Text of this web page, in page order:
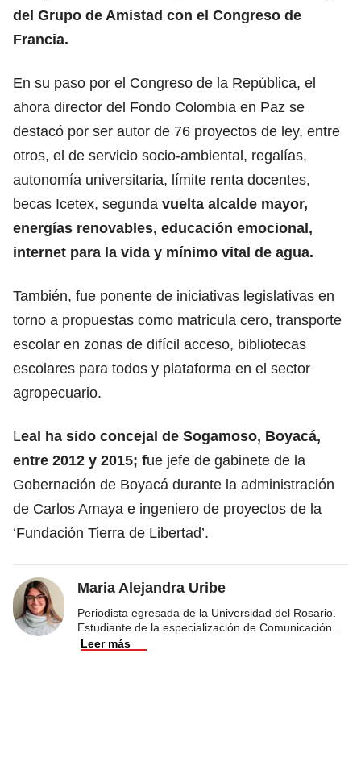
del Grupo de Amistad con el Congreso de
Francia.
En su paso por el Congreso de la República, el
ahora director del Fondo Colombia en Paz se
destacó por ser autor de 76 proyectos de ley, entre
otros, el de servicio socio-ambiental, regalías,
autonomía universitaria, límite renta docentes,
becas Icetex, segunda vuelta alcalde mayor,
energías renovables, educación emocional,
internet para la vida y mínimo vital de agua.
También, fue ponente de iniciativas legislativas en
torno a propuestas como matricula cero, transporte
escolar en zonas de difícil acceso, bibliotecas
escolares para todos y plataforma en el sector
agropecuario.
Leal ha sido concejal de Sogamoso, Boyacá,
entre 2012 y 2015; fue jefe de gabinete de la
Gobernación de Boyacá durante la administración
de Carlos Amaya e ingeniero de proyectos de la
‘Fundación Tierra de Libertad’.
Maria Alejandra Uribe
Periodista egresada de la Universidad del Rosario.
Estudiante de la especialización de Comunicación
Leer más